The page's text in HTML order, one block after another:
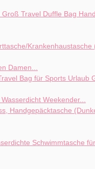
Damen...
Weekender...